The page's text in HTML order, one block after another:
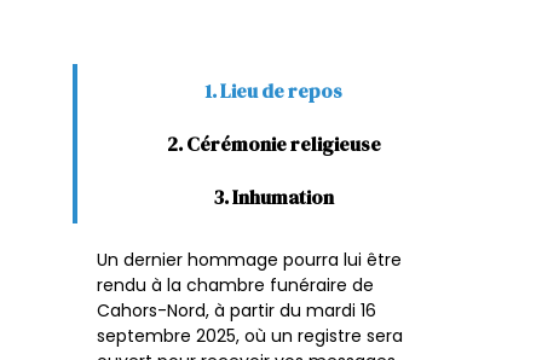
1. Lieu de repos
2. Cérémonie religieuse
3. Inhumation
Un dernier hommage pourra lui être
rendu à la chambre funéraire de
Cahors-Nord, à partir du mardi 16
septembre 2025, où un registre sera